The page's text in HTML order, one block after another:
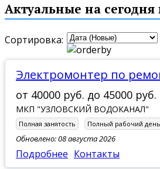
Актуальные на сегодня
Сортировка:
Электромонтер по
от 40000 руб. до 45000 руб.
МКП "УЗЛОВСКИЙ ВОДОКАНАЛ"
Полная занятость Полный рабочий день
Обновлено: 08 августа 2026
Подробнее Контакты